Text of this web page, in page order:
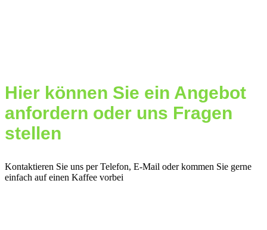
Hier können Sie ein Angebot
anfordern oder uns Fragen
stellen
Kontaktieren Sie uns per Telefon, E-Mail oder kommen Sie gerne
einfach auf einen Kaffee vorbei